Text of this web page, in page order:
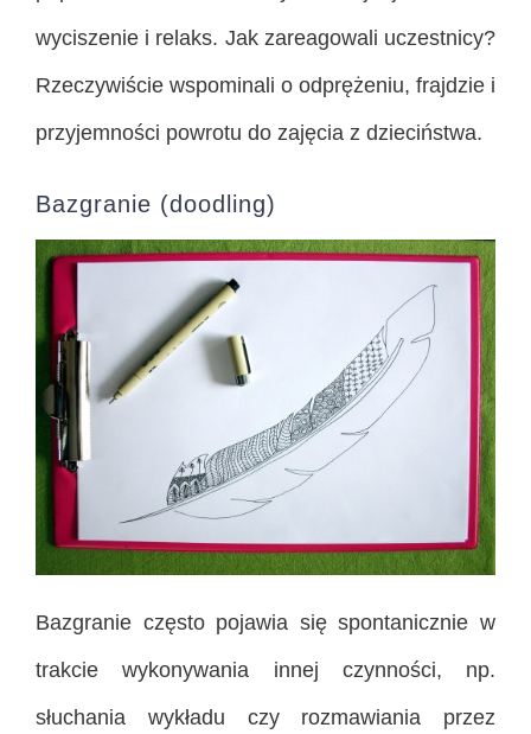
wyciszenie i relaks. Jak zareagowali uczestnicy?
Rzeczywiście wspominali o odprężeniu, frajdzie i
przyjemności powrotu do zajęcia z dzieciństwa.
Bazgranie (doodling)
Bazgranie często pojawia się spontanicznie w
trakcie wykonywania innej czynności, np.
słuchania wykładu czy rozmawiania przez